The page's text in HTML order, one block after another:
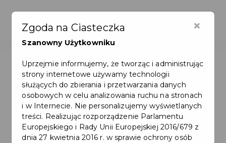
×
Zgoda na Ciasteczka
Szanowny Użytkowniku
Uprzejmie informujemy, że tworząc i administrując
strony internetowe używamy technologii
służących do zbierania i przetwarzania danych
osobowych w celu analizowania ruchu na stronach
i w Internecie. Nie personalizujemy wyświetlanych
treści. Realizując rozporządzenie Parlamentu
Europejskiego i Rady Unii Europejskiej 2016/679 z
dnia 27 kwietnia 2016 r. w sprawie ochrony osób